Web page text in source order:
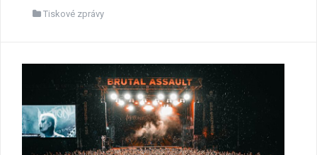
Tiskové zprávy